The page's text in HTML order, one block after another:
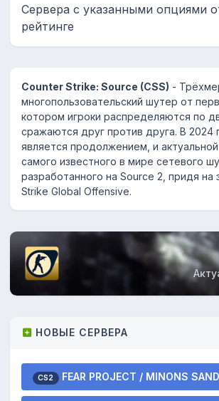
Сервера с указанными опциями
рейтинге
Counter Strike: Source (CSS) -
многопользовательский шутер от
котором игроки распределяются по
сражаются друг против друга. В 2024
является продолжением, и
самого известного в мире сетевого
разработанного на Source 2, придя на
Strike Global Offensive.
НОВЫЕ СЕРВЕРА
CS2 FEAR PROJECT / MINONS